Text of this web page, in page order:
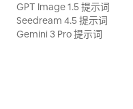
GPT Image 1.5 提示词
Seedream 4.5 提示词
Gemini 3 Pro 提示词